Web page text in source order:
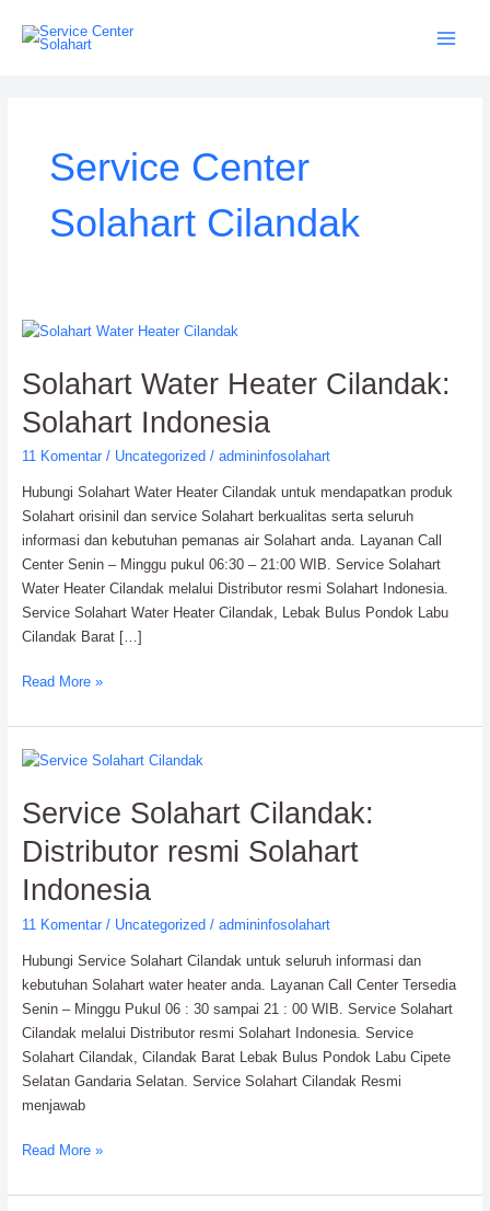
Service Center
Solahart Cilandak
Solahart Water Heater Cilandak:
Solahart Indonesia
11 Komentar / Uncategorized / admininfosolahart
Hubungi Solahart Water Heater Cilandak untuk mendapatkan produk
Solahart orisinil dan service Solahart berkualitas serta seluruh
informasi dan kebutuhan pemanas air Solahart anda. Layanan Call
Center Senin – Minggu pukul 06:30 – 21:00 WIB. Service Solahart
Water Heater Cilandak melalui Distributor resmi Solahart Indonesia.
Service Solahart Water Heater Cilandak, Lebak Bulus Pondok Labu
Cilandak Barat […]
Solahart
Heater
Solahart
Indonesia
Read More »
Service Solahart Cilandak:
Distributor resmi Solahart
Indonesia
11 Komentar / Uncategorized/ admininfosolahart
Hubungi Service Solahart Cilandak untuk seluruh informasi dan
kebutuhan Solahart water heater anda. Layanan Call Center Tersedia
Senin – Minggu Pukul 06 : 30 sampai 21 : 00 WIB. Service Solahart
Cilandak melalui Distributor resmi Solahart Indonesia. Service
Solahart Cilandak, Cilandak Barat Lebak Bulus Pondok Labu Cipete
Selatan Gandaria Selatan. Service Solahart Cilandak Resmi
menjawab
Service
Cilandak:
resmi
Solahart
Indonesia
Read More »